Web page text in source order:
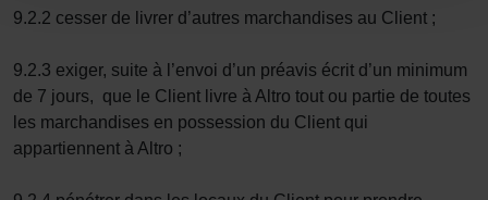
9.2.2 cesser de livrer d’autres marchandises au Client ;
9.2.3 exiger, suite à l’envoi d’un préavis écrit d’un minimum
de 7 jours, que le Client livre à Altro tout ou partie de toutes
les marchandises en possession du Client qui
appartiennent à Altro ;